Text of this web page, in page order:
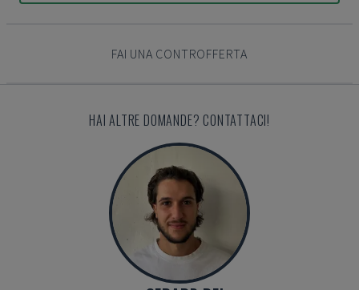
FAI UNA CONTROFFERTA
HAI ALTRE DOMANDE? CONTATTACI!